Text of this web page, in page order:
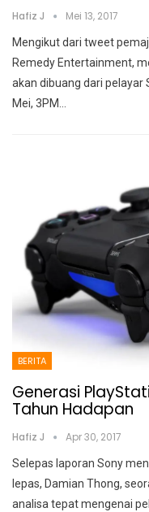
Hafiz J Mei 13, 2017
Mengikut dari tweet
Remedy Entertainment,
akan dibuang dari
Mei, 3PM…
BERITA
Generasi
Tahun Hadapan
Hafiz J Apr 30, 2017
Selepas laporan Sony
lepas, Damian Thong,
analisa tepat mengenai